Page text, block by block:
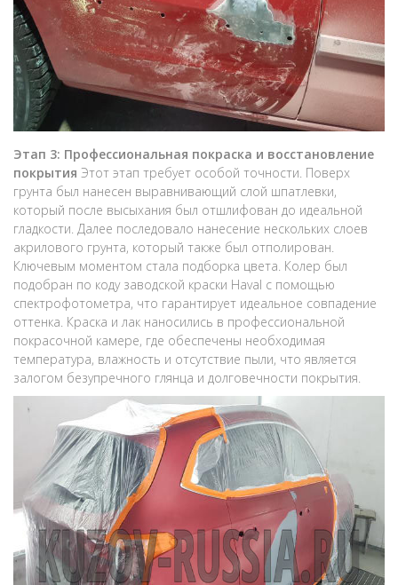
Этап 3: Профессиональная покраска и восстановление
покрытия Этот этап требует особой точности. Поверх
грунта был нанесен выравнивающий слой шпатлевки,
который после высыхания был отшлифован до идеальной
гладкости. Далее последовало нанесение нескольких слоев
акрилового грунта, который также был отполирован.
Ключевым моментом стала подборка цвета. Колер был
подобран по коду заводской краски Haval с помощью
спектрофотометра, что гарантирует идеальное совпадение
оттенка. Краска и лак наносились в профессиональной
покрасочной камере, где обеспечены необходимая
температура, влажность и отсутствие пыли, что является
залогом безупречного глянца и долговечности покрытия.